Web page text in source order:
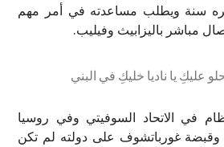
سنة ويطلب مساعدته في أمر مهم
مباشر باليزابيث وفيليب.
عليكِ يا ناديا خليكِ في البني
في الاتحاد السوفيتي وفي روسيا
وقبضة غورباتشوف على دولته لم تكن